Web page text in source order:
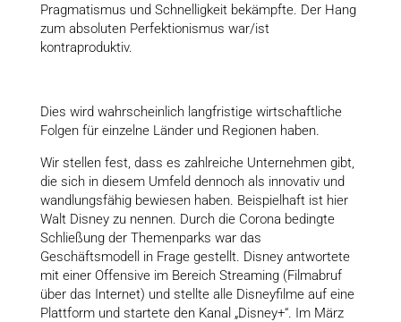
Pragmatismus und Schnelligkeit bekämpfte. Der Hang
zum absoluten Perfektionismus war/ist
kontraproduktiv.
Dies wird wahrscheinlich langfristige wirtschaftliche
Folgen für einzelne Länder und Regionen haben.
Wir stellen fest, dass es zahlreiche Unternehmen gibt,
die sich in diesem Umfeld dennoch als innovativ und
wandlungsfähig bewiesen haben. Beispielhaft ist hier
Walt Disney zu nennen. Durch die Corona bedingte
Schließung der Themenparks war das
Geschäftsmodell in Frage gestellt. Disney antwortete
mit einer Offensive im Bereich Streaming (Filmabruf
über das Internet) und stellte alle Disneyfilme auf eine
Plattform und startete den Kanal „Disney+“. Im März